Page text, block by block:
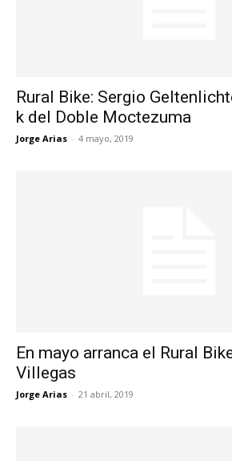
Rural Bike: Sergio
k del Doble Moctezuma
Jorge Arias - 4 mayo, 2019
En mayo arranca el Rural
Villegas
Jorge Arias - 21 abril, 2019